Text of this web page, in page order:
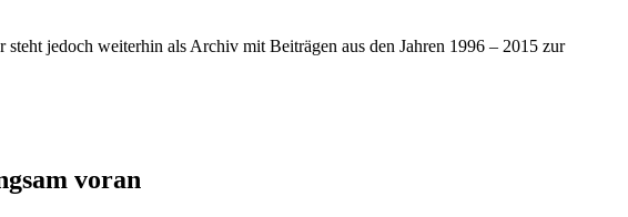
jedoch weiterhin als Archiv mit Beiträgen aus den Jahren 1996 – 2015 zur
voran